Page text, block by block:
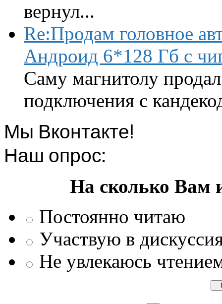
вернул...
Re:Продам головное
Андроид 6*128 Гб с
Саму магнитолу
подключения с
Мы Вконтакте!
Наш опрос:
На сколько Вам
Постоянно читаю
Участвую в
Не увлекаюсь